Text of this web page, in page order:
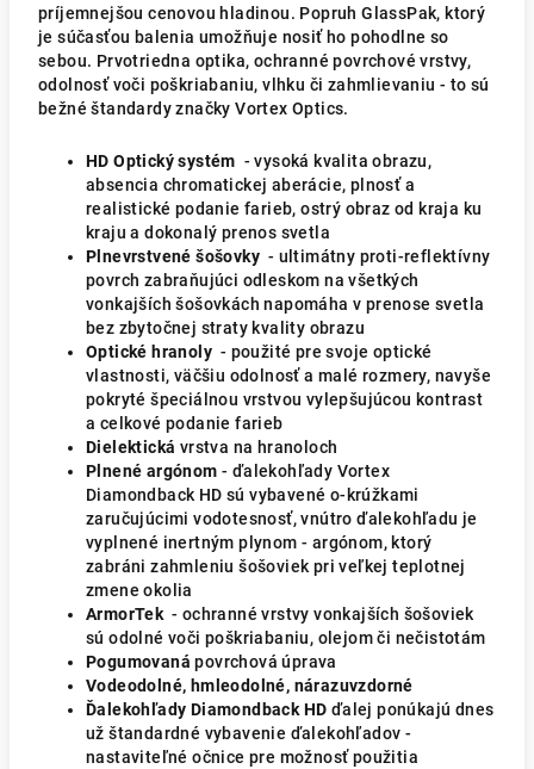
príjemnejšou cenovou hladinou. Popruh GlassPak, ktorý
je súčasťou balenia umožňuje nosiť ho pohodlne so
sebou. Prvotriedna optika, ochranné povrchové vrstvy,
odolnosť voči poškriabaniu, vlhku či zahmlievaniu - to sú
bežné štandardy značky Vortex Optics.
HD Optický systém - vysoká kvalita obrazu,
absencia chromatickej aberácie, plnosť a
realistické podanie farieb, ostrý obraz od kraja ku
kraju a dokonalý prenos svetla
Plnevrstvené šošovky - ultimátny proti-reflektívny
povrch zabraňujúci odleskom na všetkých
vonkajších šošovkách napomáha v prenose svetla
bez zbytočnej straty kvality obrazu
Optické hranoly - použité pre svoje optické
vlastnosti, väčšiu odolnosť a malé rozmery, navyše
pokryté špeciálnou vrstvou vylepšujúcou kontrast
a celkové podanie farieb
Dielektická vrstva na hranoloch
Plnené argónom - ďalekohľady Vortex
Diamondback HD sú vybavené o-krúžkami
zaručujúcimi vodotesnosť, vnútro ďalekohľadu je
vyplnené inertným plynom - argónom, ktorý
zabráni zahmleniu šošoviek pri veľkej teplotnej
zmene okolia
ArmorTek - ochranné vrstvy vonkajších šošoviek
sú odolné voči poškriabaniu, olejom či nečistotám
Pogumovaná povrchová úprava
Vodeodolné, hmleodolné, nárazuvzdorné
Ďalekohľady Diamondback HD ďalej ponúkajú dnes
už štandardné vybavenie ďalekohľadov -
nastaviteľné očnice pre možnosť použitia